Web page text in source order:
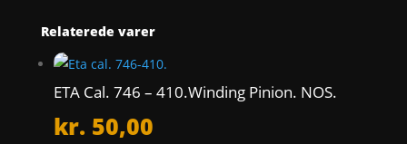
Relaterede varer
ETA Cal. 746 – 410.Winding Pinion. NOS.
kr. 50,00